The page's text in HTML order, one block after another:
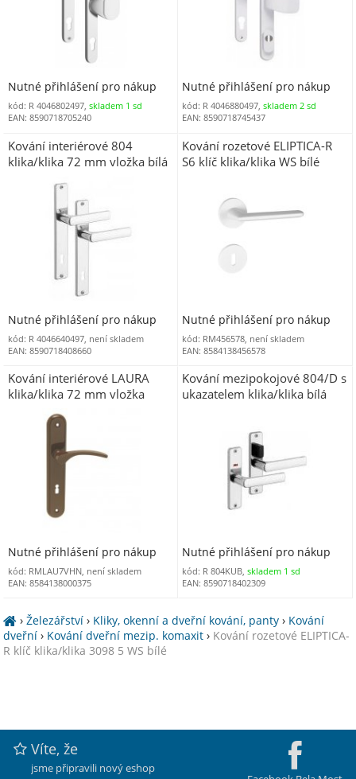
Nutné přihlášení pro nákup
kód: R 4046802497, skladem 1 sd
EAN: 8590718705240
Nutné přihlášení pro nákup
kód: R 4046880497,skladem 2 sd
EAN: 8590718745437
Kování interiérové 804
klika/klika 72 mm vložka bílá
Nutné přihlášení pro nákup
kód: R 4046640497, není skladem
EAN: 8590718408660
Kování rozetové ELIPTICA-R
S6 klíč klika/klika WS bílé
Nutné přihlášení pro nákup
kód: RM456578, není skladem
EAN: 8584138456578
Kování interiérové LAURA
klika/klika 72 mm vložka
Nutné přihlášení pro nákup
kód: RMLAU7VHN, není skladem
EAN: 8584138000375
Kování mezipokojové 804/D s
ukazatelem klika/klika bílá
Nutné přihlášení pro nákup
kód: R 804KUB,skladem 1 sd
EAN: 8590718402309
›Železářství › Kliky, okenní a dveřní kování, panty › Kování
dveřní › Kování dveřní mezip. komaxit › Kování rozetové ELIPTICA-
R klíč klika/klika 3098 5 WS bílé
Víte, že
jsme připravili nový eshop